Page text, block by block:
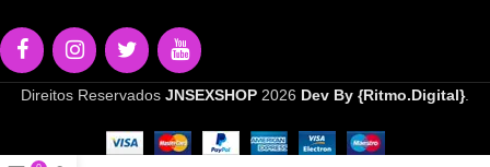
Direitos Reservados JNSEXSHOP 2026 Dev By {Ritmo.Digital}.